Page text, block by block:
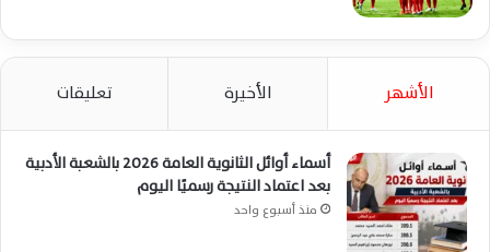
الأشهر الأخيرة تعليقات
أسماء أوائل الثانوية العامة 2026 بالشعبة الأدبية
بعد اعتماد النتيجة رسميًا اليوم
منذ أسبوع واحد